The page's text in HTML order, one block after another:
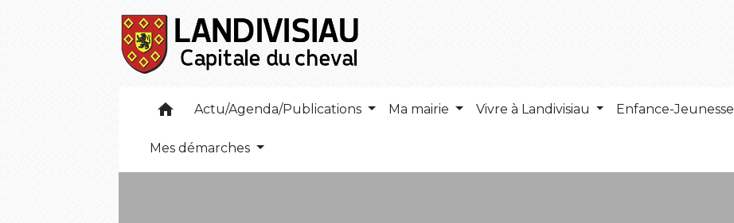
home Actu/Agenda/Publications Ma mairie Vivre à Landivisiau Enfance-Jeunesse
Mes démarches